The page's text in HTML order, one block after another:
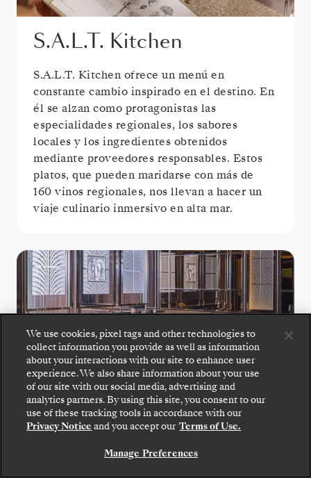
S.A.L.T. Kitchen
S.A.L.T. Kitchen ofrece un menú en
constante cambio inspirado en el destino. En
él se alzan como protagonistas las
especialidades regionales, los sabores
locales y los ingredientes obtenidos
mediante proveedores responsables. Estos
platos, que pueden maridarse con más de
160 vinos regionales, nos llevan a hacer un
viaje culinario inmersivo en alta mar.
La Dame
Descubra lo mejor de la gastronomía
francesa en La Dame, cuyos exquisitos
menús degustación combinan técnica
Suba a bordo: elija su suite y revise las tarifas y los
servicios incluidos antes de confirmar de forma
segura su viaje con Silversea.
RESERVE SU SUITE
We use cookies, pixel tags and other technologies to
collect information you provide as well as information
about your interactions with our site to enhance user
experience. We also share information about your use
of our site with our social media, advertising and
analytics partners. By using this site, you consent to our
use of these tracking tools in accordance with our
Privacy Notice and you accept our Terms of Use.
Manage Preferences